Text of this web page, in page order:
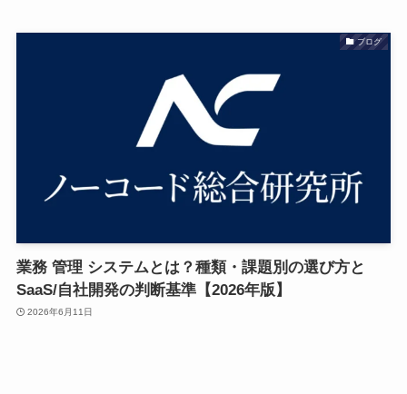
ブログ
業務 管理 システムとは？種類・課題別の選び方と
SaaS/自社開発の判断基準【2026年版】
2026年6月11日